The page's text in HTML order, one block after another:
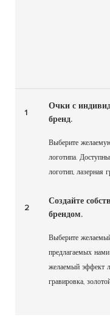
1
Очки с
бренд.
Выберите
логотипа.
логотип, лазерная
2
Создайте
брендом.
Выберите
предлагаемых
желаемый эффект
гравировка,